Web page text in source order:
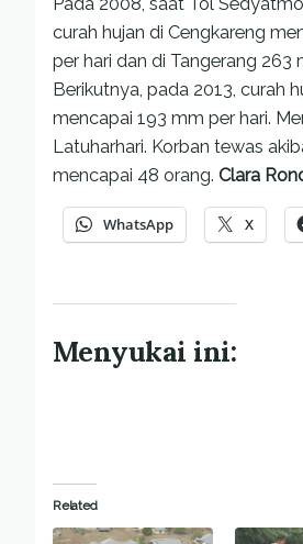
curah hujan di Cengkareng
per hari dan di Tangerang 263
Berikutnya, pada 2013, curah
mencapai 193 mm per hari.
Latuharhari. Korban tewas
mencapai 48 orang. Clara
WhatsApp X
Menyukai ini:
Related